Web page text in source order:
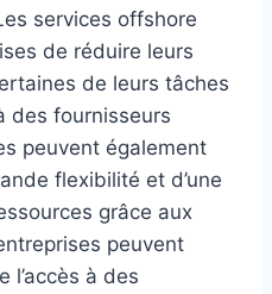
services offshore
de réduire leurs
de leurs tâches
des fournisseurs
peuvent également
flexibilité et d’une
grâce aux
peuvent
l’accès à des